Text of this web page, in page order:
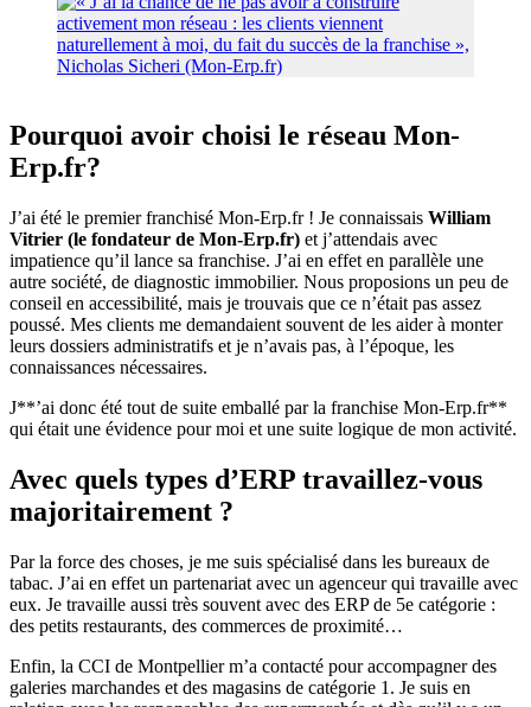
Pourquoi avoir choisi le réseau Mon-
Erp.fr?
J’ai été le premier franchisé Mon-Erp.fr ! Je connaissais William
Vitrier (le fondateur de Mon-Erp.fr) et j’attendais avec
impatience qu’il lance sa franchise. J’ai en effet en parallèle une
autre société, de diagnostic immobilier. Nous proposions un peu de
conseil en accessibilité, mais je trouvais que ce n’était pas assez
poussé. Mes clients me demandaient souvent de les aider à monter
leurs dossiers administratifs et je n’avais pas, à l’époque, les
connaissances nécessaires.
J**’ai donc été tout de suite emballé par la franchise Mon-Erp.fr**
qui était une évidence pour moi et une suite logique de mon activité.
Avec quels types d’ERP travaillez-vous
majoritairement ?
Par la force des choses, je me suis spécialisé dans les bureaux de
tabac. J’ai en effet un partenariat avec un agenceur qui travaille avec
eux. Je travaille aussi très souvent avec des ERP de 5e catégorie :
des petits restaurants, des commerces de proximité…
Enfin, la CCI de Montpellier m’a contacté pour accompagner des
galeries marchandes et des magasins de catégorie 1. Je suis en